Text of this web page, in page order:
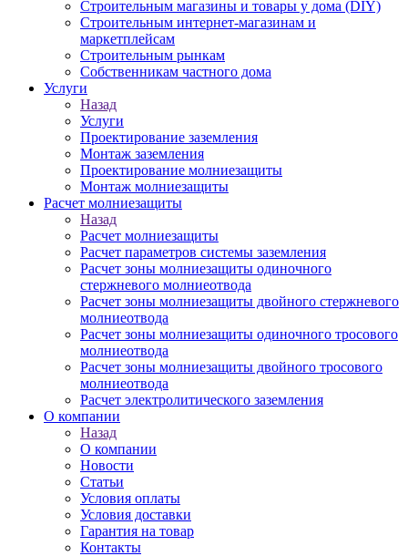
Строительным магазины и товары у дома (DIY)
Строительным интернет-магазинам и
маркетплейсам
Строительным рынкам
Собственникам частного дома
Услуги
Назад
Услуги
Проектирование заземления
Монтаж заземления
Проектирование молниезащиты
Монтаж молниезащиты
Расчет молниезащиты
Назад
Расчет молниезащиты
Расчет параметров системы заземления
Расчет зоны молниезащиты одиночного
стержневого молниеотвода
Расчет зоны молниезащиты двойного стержневого
молниеотвода
Расчет зоны молниезащиты одиночного тросового
молниеотвода
Расчет зоны молниезащиты двойного тросового
молниеотвода
Расчет электролитического заземления
О компании
Назад
О компании
Новости
Статьи
Условия оплаты
Условия доставки
Гарантия на товар
Контакты